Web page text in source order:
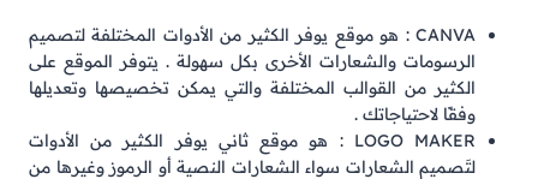
CANVA : هو موقع يوفر الكثير من الأدوات المختلفة لتصميم
الرسومات والشعارات الأخرى بكل سهولة . يتوفر الموقع على
الكثير من القوالب المختلفة والتي يمكن تخصيصها وتعديلها
وفقًا لاحتياجاتك .
LOGO MAKER : هو موقع ثاني يوفر الكثير من الأدوات
لتَصميم الشعارات سواء الشعارات النصية أو الرموز وغيرها من